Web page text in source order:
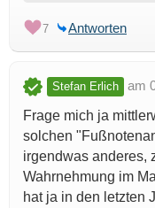
7 Antworten
Stefan Erlich
am
Frage mich ja
solchen
irgendwas anderes,
Wahrnehmung im
hat ja in den letzten